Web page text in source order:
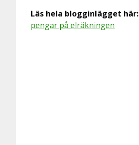
Läs hela blogginlägget här:
pengar på elräkningen